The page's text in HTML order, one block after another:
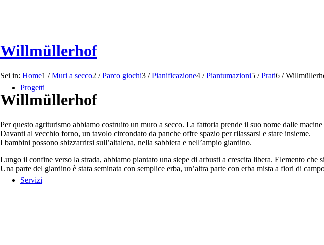
Progetti
Servizi
Willmüllerhof
Sei in: Home1 / Muri a secco2 / Parco giochi3 / Pianificazione4 / Piantumazioni5 / Prati6 /
Willmüllerhof
Per questo agriturismo abbiamo costruito un muro a secco. La fattoria prende il suo nome dalle
Davanti al vecchio forno, un tavolo circondato da panche offre spazio per rilassarsi e stare insieme.
I bambini possono sbizzarrirsi sull’altalena, nella sabbiera e nell’ampio giardino.
Lungo il confine verso la strada, abbiamo piantato una siepe di arbusti a crescita libera. Elemento che
Una parte del giardino è stata seminata con semplice erba, un’altra parte con erba mista a fiori di